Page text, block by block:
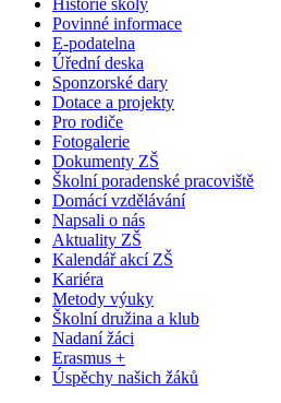
Povinné informace
E-podatelna
Úřední deska
Sponzorské dary
Dotace a projekty
Pro rodiče
Fotogalerie
Dokumenty ZŠ
Školní poradenské pracoviště
Domácí vzdělávání
Napsali o nás
Aktuality ZŠ
Kalendář akcí ZŠ
Kariéra
Metody výuky
Školní družina a klub
Nadaní žáci
Erasmus +
Úspěchy našich žáků